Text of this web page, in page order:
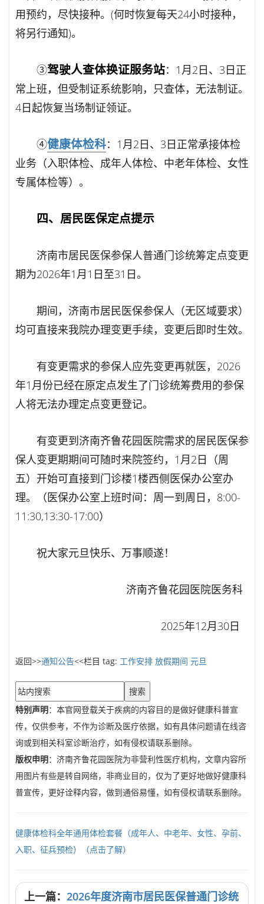
用预约，尽快接种。(何时恢复每天24小时接种，
将另行通知)。
③驾驶人查体换证服务站：1月2日、3日正
常上班，但受制证系统影响，只查体，无法制证。
4日起恢复当场制证领证。
④健康体检科：1月2日、3日正常承接体检
业务（入职体检、成年人体检、中老年体检、女性
专属体检等）。
四、居民医保定点提示
济南市居民医保参保人普通门诊统筹定点变更
期为2026年1月1日至31日。
期间，济南市居民医保参保人（无区域要求）
均可直接来我院办理变更手续，变更后即时生效。
有变更需求的参保人应先变更再就医，2026
年1月份已经在原定点发生了门诊统筹费用的参保
人将无法办理定点变更登记。
有变更到济南齐鲁花园医院需求的居民医保参
保人变更期期间可随时来院签约，1月2日（周
五）开始可直接到门诊楼1楼西侧医保办公室办
理。（医保办公室上班时间：周一到周日，8:00-
11:30,13:30-17:00）
祝大家元旦快乐、万事顺遂！
济南齐鲁花园医院医务科
2025年12月30日
返回>>通知公告<<栏目 tag: 工作安排 放假期间 元旦
搜索
特别声明：本官网登载关于疾病的内容目的是做好健康科普宣
传，仅供参考，不作为诊断及医疗依据，如有具体问题请在线咨
询或到相关科室诊断治疗，如有侵权请联系删除。
版权申明：济南齐鲁花园医院为非营利性医疗机构，文章内容所
用图片有些是转自网络，非商业目的，仅为了更好地做好健康科
普宣传，更好诠释内容，做到通俗易懂，如有侵权请联系删除。
健康体检科全年通用体检套餐（成年人、中老年、女性、孕前、
入职、征兵预检）（点击了解）
上一篇： 2026年度济南市居民医保普通门诊统